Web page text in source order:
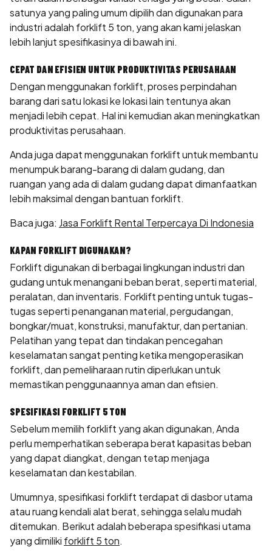
satunya yang paling umum dipilih dan digunakan para
industri adalah forklift 5 ton, yang akan kami jelaskan
lebih lanjut spesifikasinya di bawah ini.
CEPAT DAN EFISIEN UNTUK PRODUKTIVITAS PERUSAHAAN
Dengan menggunakan forklift, proses perpindahan
barang dari satu lokasi ke lokasi lain tentunya akan
menjadi lebih cepat. Hal ini kemudian akan meningkatkan
produktivitas perusahaan.
Anda juga dapat menggunakan forklift untuk membantu
menumpuk barang-barang di dalam gudang, dan
ruangan yang ada di dalam gudang dapat dimanfaatkan
lebih maksimal dengan bantuan forklift.
Baca juga: Jasa Forklift Rental Terpercaya Di Indonesia
KAPAN FORKLIFT DIGUNAKAN?
Forklift digunakan di berbagai lingkungan industri dan
gudang untuk menangani beban berat, seperti material,
peralatan, dan inventaris. Forklift penting untuk tugas-
tugas seperti penanganan material, pergudangan,
bongkar/muat, konstruksi, manufaktur, dan pertanian.
Pelatihan yang tepat dan tindakan pencegahan
keselamatan sangat penting ketika mengoperasikan
forklift, dan pemeliharaan rutin diperlukan untuk
memastikan penggunaannya aman dan efisien.
SPESIFIKASI FORKLIFT 5 TON
Sebelum memilih forklift yang akan digunakan, Anda
perlu memperhatikan seberapa berat kapasitas beban
yang dapat diangkat, dengan tetap menjaga
keselamatan dan kestabilan.
Umumnya, spesifikasi forklift terdapat di dasbor utama
atau ruang kendali alat berat, sehingga selalu mudah
ditemukan. Berikut adalah beberapa spesifikasi utama
yang dimiliki forklift 5 ton.